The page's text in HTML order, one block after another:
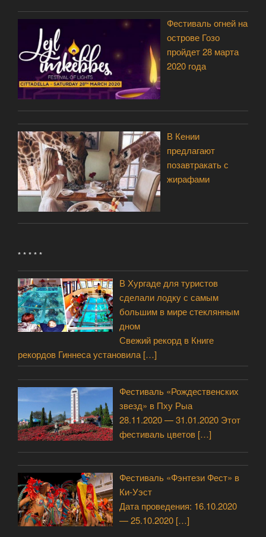
Фестиваль огней на
острове Гозо
пройдет 28 марта
2020 года
В Кении
предлагают
позавтракать с
жирафами
* * * * *
В Хургаде для туристов
сделали лодку с самым
большим в мире стеклянным
дном
Свежий рекорд в Книге
рекордов Гиннеса установила […]
Фестиваль «Рождественских
звезд» в Пху Рыа
28.11.2020 — 31.01.2020 Этот
фестиваль цветов […]
Фестиваль «Фэнтези Фест» в
Ки-Уэст
Дата проведения: 16.10.2020
— 25.10.2020 […]